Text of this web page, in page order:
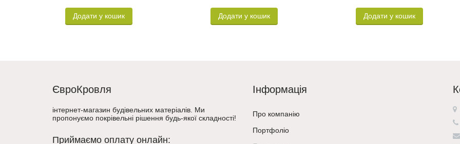
Додати у кошик Додати у кошик Додати у кошик
ЄвроКровля
інтернет-магазин будівельних матеріалів. Ми
пропонуємо покрівельні рішення будь-якої складності!
Приймаємо оплату онлайн:
Інформація
Про компанію
Портфоліо